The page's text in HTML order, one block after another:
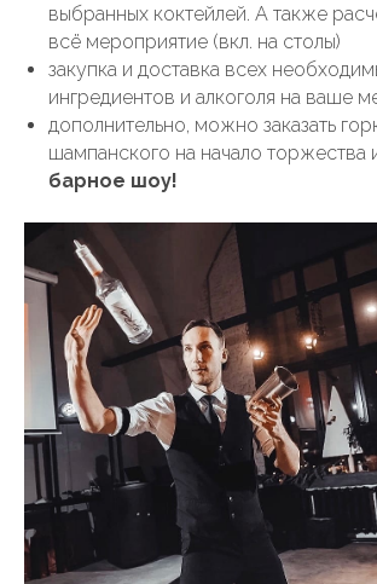
выбранных коктейлей. А также
всё мероприятие (вкл. на столы)
закупка и доставка всех
ингредиентов и алкоголя на ваше
дополнительно, можно заказать
шампанского на начало торжества
барное шоу!